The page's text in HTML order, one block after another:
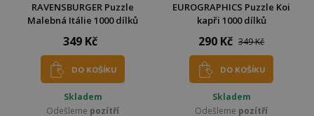
RAVENSBURGER Puzzle
Malebná Itálie 1000 dílků
349 Kč
DO KOŠÍKU
Skladem
Odešleme pozítří
EUROGRAPHICS Puzzle Koi
kapři 1000 dílků
290 Kč 349 Kč
DO KOŠÍKU
Skladem
Odešleme pozítří